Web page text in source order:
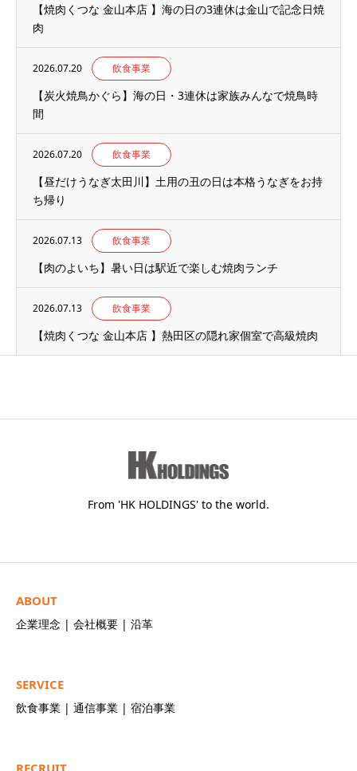
【焼肉くつな 金山本店 】海の日の3連休は金山で記念日焼
肉
2026.07.20 飲食事業
【炭火焼鳥かぐら】海の日・3連休は家族みんなで焼鳥時
間
2026.07.20 飲食事業
【昼だけうなぎ太田川】土用の丑の日は本格うなぎをお持
ち帰り
2026.07.13 飲食事業
【肉のよいち】暑い日は駅近で楽しむ焼肉ランチ
2026.07.13 飲食事業
【焼肉くつな 金山本店 】熱田区の隠れ家個室で高級焼肉
From 'HK HOLDINGS' to the world.
ABOUT
企業理念 | 会社概要 | 沿革
SERVICE
飲食事業 | 通信事業 | 宿泊事業
RECRUIT